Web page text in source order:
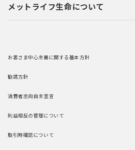
メットライフ生命について
お客さま中心主義に関する基本方針
勧誘方針
消費者志向自主宣言
利益相反の管理について
取引時確認について